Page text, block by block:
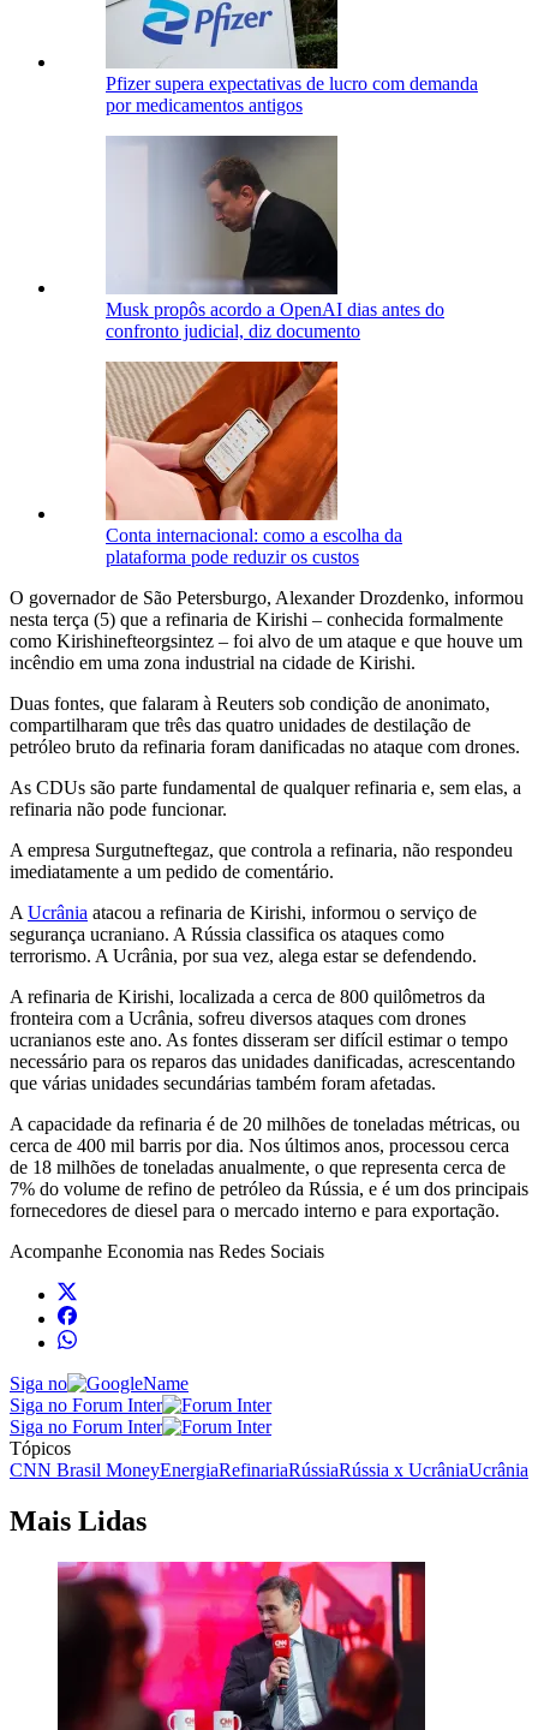
Pfizer supera expectativas de lucro com demanda
por medicamentos antigos
Musk propôs acordo a OpenAI dias antes do
confronto judicial, diz documento
Conta internacional: como a escolha da
plataforma pode reduzir os custos
O governador de São Petersburgo, Alexander Drozdenko, informou
nesta terça (5) que a refinaria de Kirishi – conhecida formalmente
como Kirishinefteorgsintez – foi alvo de um ataque e que houve um
incêndio em uma zona industrial na cidade de Kirishi.
Duas fontes, que falaram à Reuters sob condição de anonimato,
compartilharam que três das quatro unidades de destilação de
petróleo bruto da refinaria foram danificadas no ataque com drones.
As CDUs são parte fundamental de qualquer refinaria e, sem elas, a
refinaria não pode funcionar.
A empresa Surgutneftegaz, que controla a refinaria, não respondeu
imediatamente a um pedido de comentário.
A Ucrânia atacou a refinaria de Kirishi, informou o serviço de
segurança ucraniano. A Rússia classifica os ataques como
terrorismo. A Ucrânia, por sua vez, alega estar se defendendo.
A refinaria de Kirishi, localizada a cerca de 800 quilômetros da
fronteira com a Ucrânia, sofreu diversos ataques com drones
ucranianos este ano. As fontes disseram ser difícil estimar o tempo
necessário para os reparos das unidades danificadas, acrescentando
que várias unidades secundárias também foram afetadas.
A capacidade da refinaria é de 20 milhões de toneladas métricas, ou
cerca de 400 mil barris por dia. Nos últimos anos, processou cerca
de 18 milhões de toneladas anualmente, o que representa cerca de
7% do volume de refino de petróleo da Rússia, e é um dos principais
fornecedores de diesel para o mercado interno e para exportação.
Acompanhe Economia nas Redes Sociais
Siga no
Siga no Forum Inter
Siga no Forum Inter
Tópicos
CNN Brasil MoneyEnergiaRefinariaRússiaRússia x UcrâniaUcrânia
Mais Lidas